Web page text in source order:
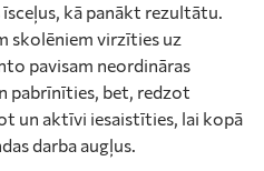
kā panākt rezultātu.
skolēniem virzīties uz
pavisam neordināras
pabrīnīties, bet, redzot
un aktīvi iesaistīties, lai kopā
darba augļus.